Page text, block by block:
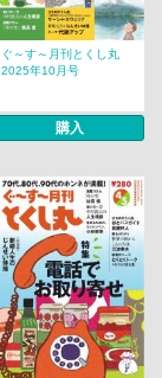
ぐ～す～月刊とくし丸
2025年10月号
購入